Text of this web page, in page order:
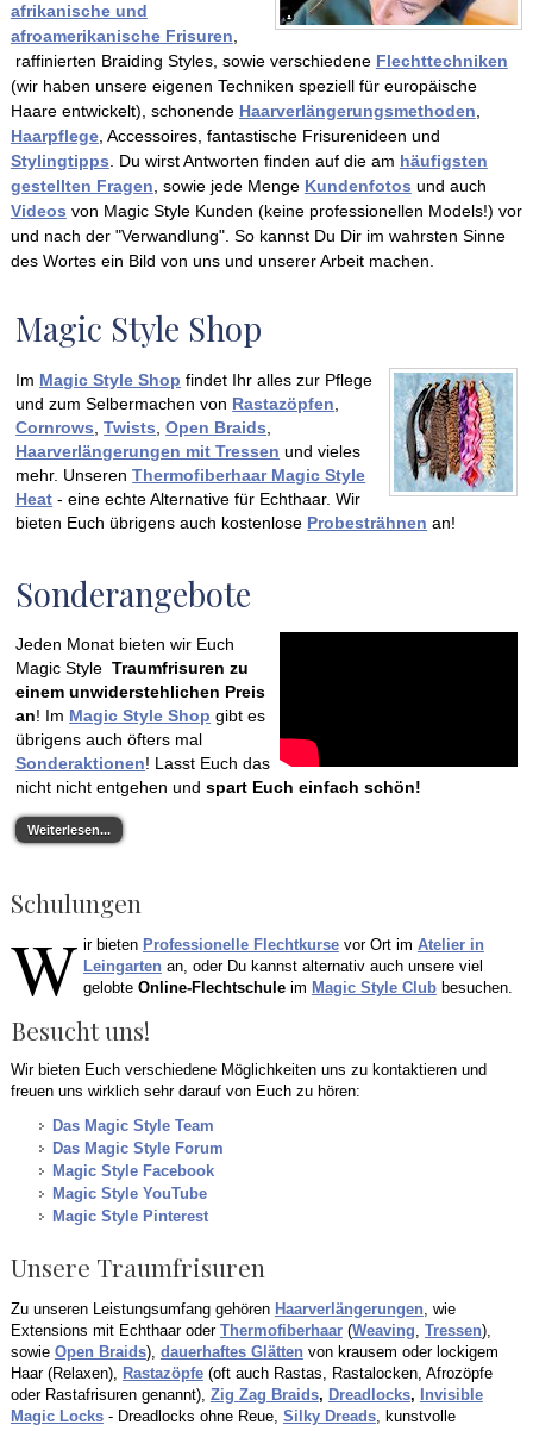
afrikanische und
afroamerikanische Frisuren,
raffinierten Braiding Styles, sowie verschiedene Flechttechniken
(wir haben unsere eigenen Techniken speziell für europäische
Haare entwickelt), schonende Haarverlängerungsmethoden,
Haarpflege, Accessoires, fantastische Frisurenideen und
Stylingtipps. Du wirst Antworten finden auf die am häufigsten
gestellten Fragen, sowie jede Menge Kundenfotos und auch
Videos von Magic Style Kunden (keine professionellen Models!) vor
und nach der "Verwandlung". So kannst Du Dir im wahrsten Sinne
des Wortes ein Bild von uns und unserer Arbeit machen.
Magic Style Shop
Im Magic Style Shop findet Ihr alles zur Pflege
und zum Selbermachen von Rastazöpfen
Cornrows ,Twists ,Open Braids
Haarverlängerungen mit Tressen und vieles
mehr. UnserenThermofiberhaar Magic Style
Heat - eine echte Alternative für Echthaar. Wir
bieten Euch übrigens auch kostenlose Probesträhnen an!
Sonderangebote
Jeden Monat bieten wir Euch
Magic StyleTraumfrisuren zu
einem unwiderstehlichen Preis
an! Im Magic Style Shop gibt es
übrigens auch öfters mal
Sonderaktionen! Lasst Euch das
nicht nicht entgehen undspart Euch einfach schön!
Weiterlesen...
Schulungen
W ir bieten Professionelle Flechtkursevor Ort im Atelier in
Leingartenan, oder Du kannst alternativ auch unsere viel
gelobte Online-Flechtschuleim Magic Style Clubbesuchen.
Besucht uns!
Wir bieten Euch verschiedene Möglichkeiten uns zu kontaktieren und
freuen uns wirklich sehr darauf von Euch zu hören:
Das Magic Style Team
Das Magic Style Forum
Magic Style Facebook
Magic Style YouTube
Magic Style Pinterest
Unsere Traumfrisuren
Zu unseren Leistungsumfang gehören Haarverlängerungen, wie
Extensions mit Echthaar oder Thermofiberhaar(Weaving Tressen),
sowie Open Braids), dauerhaftes Glättenvon krausem oder lockigem
Haar (Relaxen), Rastazöpfe(oft auch Rastas, Rastalocken, Afrozöpfe
oder Rastafrisuren genannt), Zig Zag Braids, Dreadlocks, Invisible
Magic Locks- Dreadlocks ohne Reue, Silky Dreads, kunstvolle